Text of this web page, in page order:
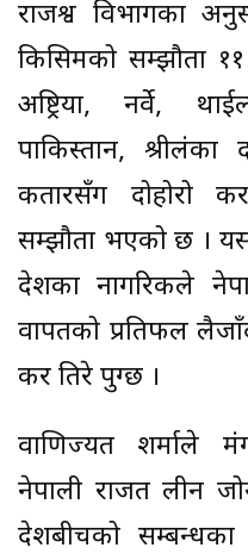
राजश्व विभागका
किसिमको सम्झौता
अष्ट्रिया, नर्वे,
पाकिस्तान, श्रीलंका
कतारसँग दोहोरो
सम्झौता भएको छ ।
देशका नागरिकले
वापतको प्रतिफल
कर तिरे पुग्छ ।
वाणिज्यदूत शर्माले
नेपाली राजदूत लीन
देशबीचको